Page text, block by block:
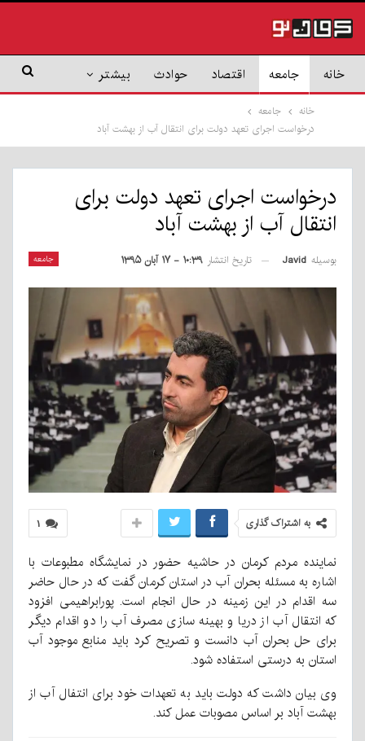
خانه جامعه اقتصاد حوادث بیشتر
خانه
جامعه
درخواست اجرای تعهد دولت برای انتقال آب از بهشت آباد
درخواست اجرای تعهد دولت برای
انتقال آب از بهشت آباد
جامعه بوسیله Javid تاریخ انتشار ۱۰:۳۹ - ۱۷ آبان ۱۳۹۵
۱ به اشتراک گذاری
نماینده مردم کرمان در حاشیه حضور در نمایشگاه مطبوعات با
اشاره به مسئله بحران آب در استان کرمان گفت که در حال حاضر
سه اقدام در این زمینه در حال انجام است. پورابراهیمی افزود
که انتقال آب از دریا و بهینه سازی مصرف آب را دو اقدام دیگر
برای حل بحران آب دانست و تصریح کرد باید منابع موجود آب
استان به درستی استفاده شود.
وی بیان داشت که دولت باید به تعهدات خود برای انتفال آب از
بهشت آباد بر اساس مصوبات عمل کند.